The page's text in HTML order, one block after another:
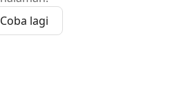
Coba lagi